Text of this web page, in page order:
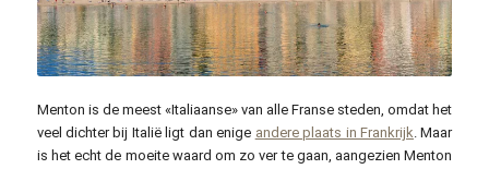
Tobi 87 / commons.wikimedia.org / CC BY-SA 3.0
Menton is de meest «Italiaanse» van alle Franse steden, omdat het
veel dichter bij Italië ligt dan enige andere plaats in Frankrijk. Maar
is het echt de moeite waard om zo ver te gaan, aangezien Menton